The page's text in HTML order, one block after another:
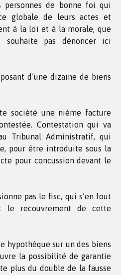
personnes de bonne foi qui
globale de leurs actes et
à la loi et à la morale, que
pas dénoncer ici
d’une dizaine de biens
société une nième facture
Contestation qui va
Tribunal Administratif, qui
pour être introduite sous la
pour concussion devant le
pas le fisc, qui s’en fout
le recouvrement de cette
hypothèque sur un des biens
la possibilité de garantie
plus du double de la fausse